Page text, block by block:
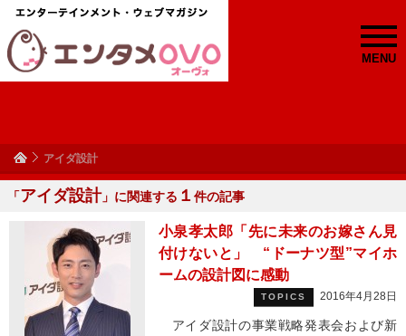
MENU
アイダ設計
「アイダ設計」に関連する １ 件の記事
小泉孝太郎「先に未来のお嫁さん見
付けないと」 “ドーナツ型”マイホ
ームの設計図に感動
TOPICS 2016年4月28日
アイダ設計の事業戦略発表会および新